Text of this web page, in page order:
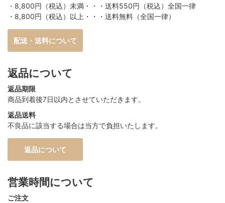
・8,800円（税込）未満・・・送料550円（税込）全国一律
・8,800円（税込）以上・・・送料無料（全国一律）
配送・送料について
返品について
返品期限
商品到着後7日以内とさせていただきます。
返品送料
不良品に該当する場合は当方で負担いたします。
返品について
営業時間について
ご注文